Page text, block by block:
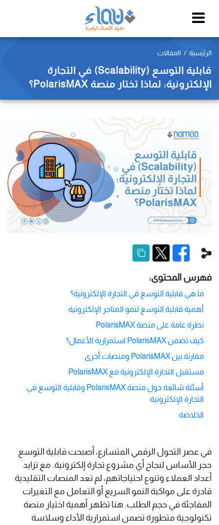
الرئيسية المقالات
قابلية التوسع (Scalability) في التجارة
الإلكترونية: لماذا تختار منصة PolarisMAX؟
فهرس المحتوى:
ما هي قابلية التوسع في التجارة الإلكترونية؟
أهمية قابلية التوسع لنمو المتاجر الإلكترونية
نظرة عامة على منصة PolarisMAX
كيف تضمن PolarisMAX استمرارية الأعمال؟
مقارنة بين PolarisMAX ومنصات أخرى
مستقبل التجارة الإلكترونية مع PolarisMAX
أسئلة شائعة حول منصة PolarisMAX وقابلية التوسع في
التجارة الإلكترونية
الخلاصة
في عصر التحول الرقمي المتسارع، أصبحت قابلية التوسع
حجر الأساس لنجاح أي مشروع تجارة إلكترونية. مع تزايد
أعداد العملاء وتنوع احتياجاتهم، لم تعد المنصات التقليدية
قادرة على مواكبة النمو السريع أو التعامل مع التغيرات
المفاجئة في حجم الطلب. هنا تظهر أهمية اختيار منصة
تكنولوجية متطورة تضمن استمرارية الأداء وسلاسة